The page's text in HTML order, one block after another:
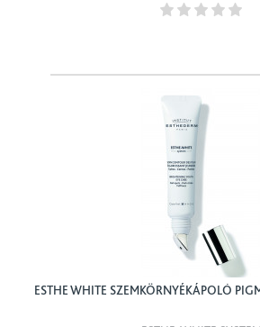
ESTHE WHITE SZEMKÖRNYÉKÁPOLÓ